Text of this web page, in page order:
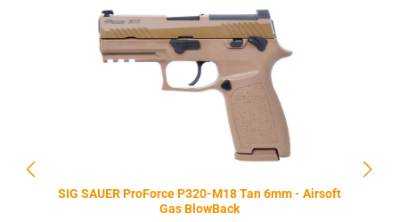
SIG SAUER ProForce P320-M18 Tan 6mm - Airsoft
Gas BlowBack